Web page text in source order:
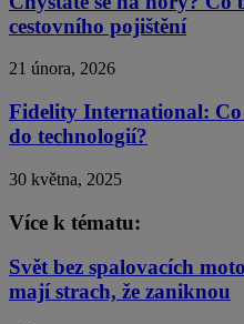
cestovního pojištění
21 února, 2026
Fidelity International:
do technologií?
30 května, 2025
Více k tématu:
Svět bez spalovacích
mají strach, že zaniknou